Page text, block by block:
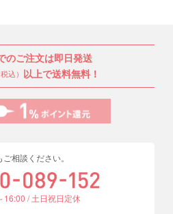
のご注文は即日発送
税込） 以上で送料無料！
相談ください。
16:00 / 土日祝日定休